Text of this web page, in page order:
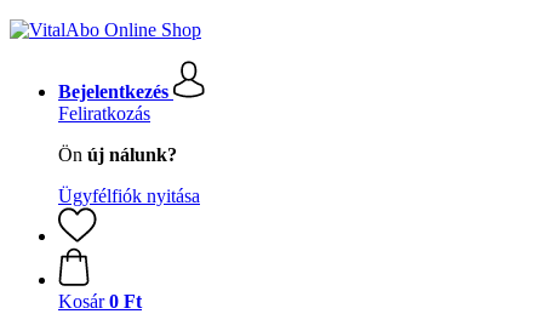
Bejelentkezés
Feliratkozás
Ön új nálunk?
Ügyfélfiók nyitása
Kosár 0 Ft